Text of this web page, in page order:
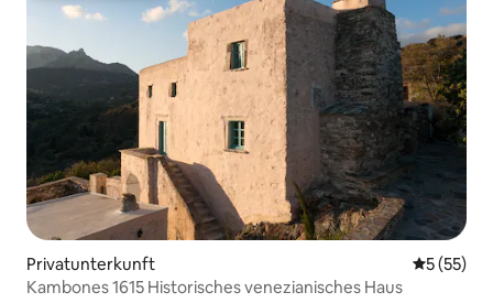
Privatunterkunft
5 (55)
Kambones 1615 Historisches venezianisches Haus